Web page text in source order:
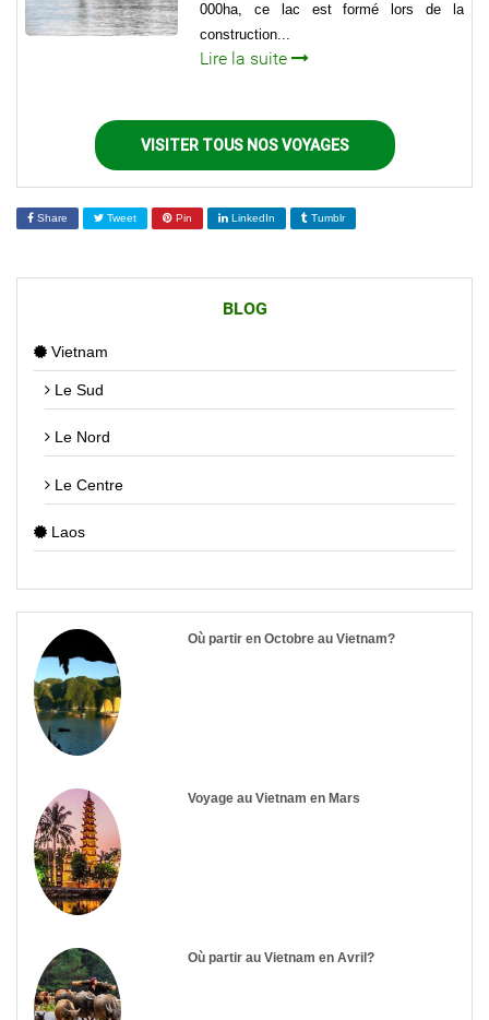
000ha, ce lac est formé lors de la
construction...
Lire la suite
VISITER TOUS NOS VOYAGES
Share Tweet Pin LinkedIn Tumblr
BLOG
Vietnam
Le Sud
Le Nord
Le Centre
Laos
Où partir en Octobre au Vietnam?
Voyage au Vietnam en Mars
Où partir au Vietnam en Avril?